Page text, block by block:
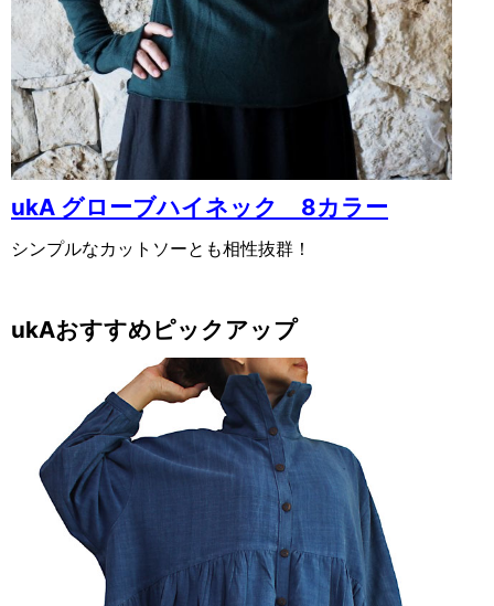
ukA グローブハイネック 8カラー
シンプルなカットソーとも相性抜群！
ukAおすすめピックアップ